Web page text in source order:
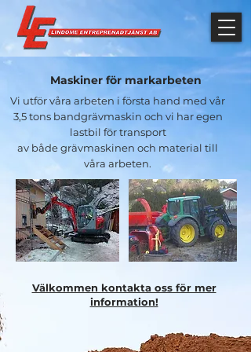
Vi utför våra arbeten i första hand med vår
3,5 tons bandgrävmaskin och vi har egen
lastbil för transport
av både grävmaskinen och material till
våra arbeten.
Maskiner för markarbeten
Välkommen kontakta oss för mer
information!